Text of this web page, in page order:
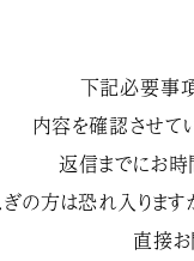
下記必要事
内容を確認させて
返信までにお時
の方は恐れ入りま
直接お